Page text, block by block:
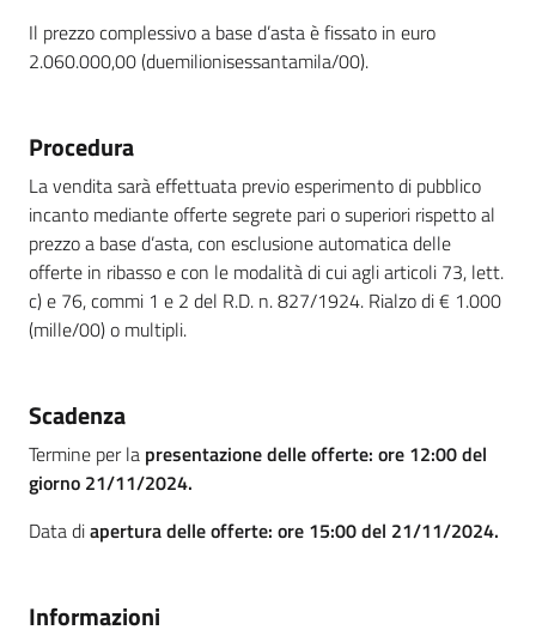
Il prezzo complessivo a base d’asta è fissato in euro
2.060.000,00 (duemilionisessantamila/00).
Procedura
La vendita sarà effettuata previo esperimento di pubblico
incanto mediante offerte segrete pari o superiori rispetto al
prezzo a base d’asta, con esclusione automatica delle
offerte in ribasso e con le modalità di cui agli articoli 73, lett.
c) e 76, commi 1 e 2 del R.D. n. 827/1924. Rialzo di € 1.000
(mille/00) o multipli.
Scadenza
Termine per la presentazione delle offerte: ore 12:00 del
giorno 21/11/2024.
Data diapertura delle offerte: ore 15:00 del 21/11/2024.
Informazioni